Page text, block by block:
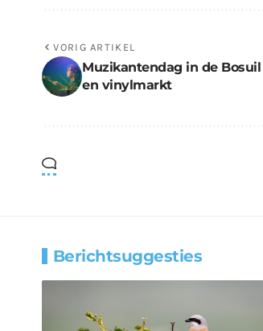
VORIG ARTIKEL
Muzikantendag in de
en vinylmarkt
Berichtsuggesties